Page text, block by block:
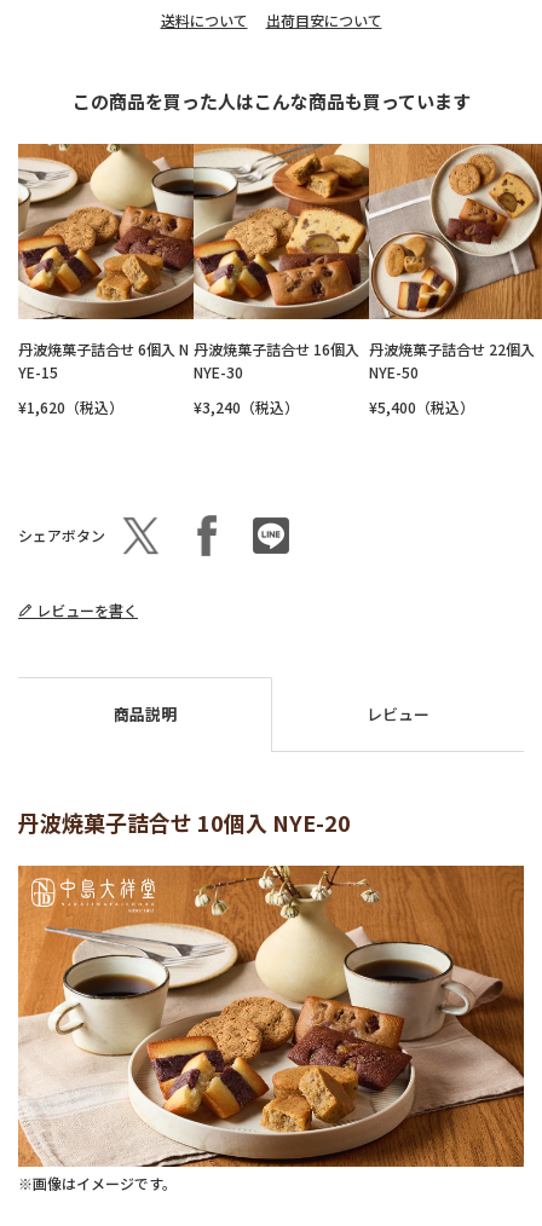
送料について 出荷目安について
この商品を買った人はこんな商品も買っています
丹波焼菓子詰合せ 6個入 N
YE-15
¥1,620（税込）
丹波焼菓子詰合せ 16個入
NYE-30
¥3,240（税込）
丹波焼菓子詰合せ 22個入
NYE-50
¥5,400（税込）
シェアボタン
レビューを書く
商品説明 レビュー
丹波焼菓子詰合せ 10個入 NYE-20
※画像はイメージです。